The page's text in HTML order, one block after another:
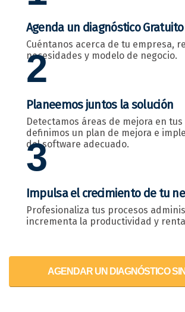
Agenda un diagnóstico Gratuito
Cuéntanos acerca de tu empresa,
necesidades y modelo de negocio.
2
Planeemos juntos la solución
Detectamos áreas de mejora en tus
definimos un plan de mejora e
del software adecuado.
3
Impulsa el crecimiento de tu
Profesionaliza tus procesos
incrementa la productividad y
AGENDAR UN DIAGNÓSTICO